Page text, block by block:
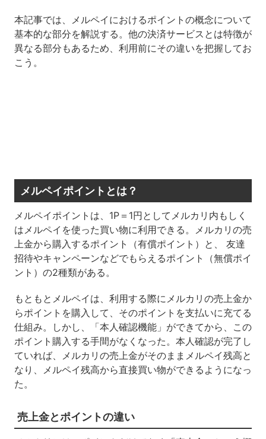
本記事では、メルペイにおけるポイントの概念について
基本的な部分を解説する。他の決済サービスとは特徴が
異なる部分もあるため、利用前にその違いを把握してお
こう。
メルペイポイントとは？
メルペイポイントは、1P＝1円としてメルカリ内もしく
はメルペイを使った買い物に利用できる。メルカリの売
上金から購入するポイント（有償ポイント）と、 友達
招待やキャンペーンなどでもらえるポイント（無償ポイ
ント）の2種類がある。
もともとメルペイは、利用する際にメルカリの売上金か
らポイントを購入して、そのポイントを支払いに充てる
仕組み。しかし、「本人確認機能」ができてから、この
ポイント購入する手間がなくなった。本人確認が完了し
ていれば、メルカリの売上金がそのままメルペイ残高と
なり、メルペイ残高から直接買い物ができるようになっ
た。
売上金とポイントの違い